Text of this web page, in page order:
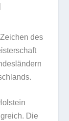
des
Die